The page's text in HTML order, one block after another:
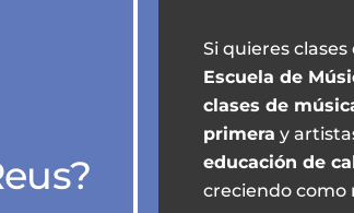
Si quieres
Escuela de
clases de
primera y
educación de
creciendo como